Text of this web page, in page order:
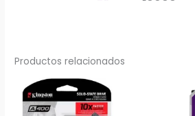
Productos relacionados